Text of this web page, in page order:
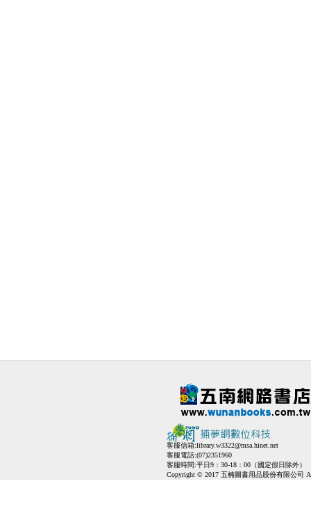
客服信箱:library.w3322@msa.hinet.net
客服電話:(07)2351960
客服時間:平日9：30-18：00（國定假日除外）
Copyright © 2017 五楠圖書用品股份有限公司